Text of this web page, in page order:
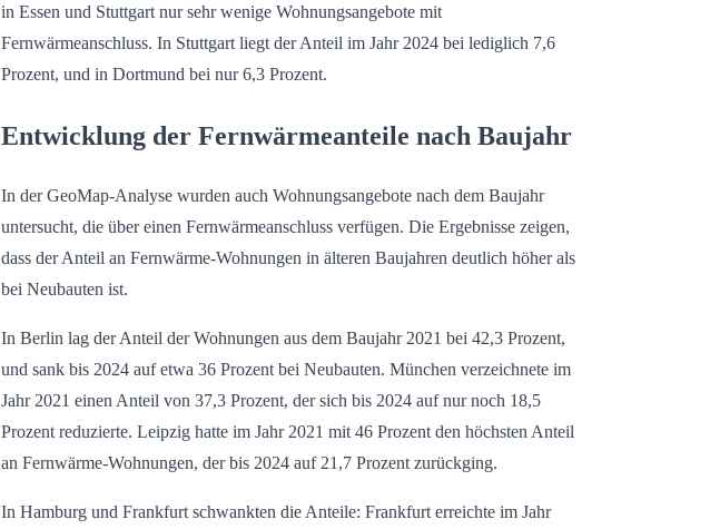
in Essen und Stuttgart nur sehr wenige Wohnungsangebote mit
Fernwärmeanschluss. In Stuttgart liegt der Anteil im Jahr 2024 bei lediglich 7,6
Prozent, und in Dortmund bei nur 6,3 Prozent.
Entwicklung der Fernwärmeanteile nach Baujahr
In der GeoMap-Analyse wurden auch Wohnungsangebote nach dem Baujahr
untersucht, die über einen Fernwärmeanschluss verfügen. Die Ergebnisse zeigen,
dass der Anteil an Fernwärme-Wohnungen in älteren Baujahren deutlich höher als
bei Neubauten ist.
In Berlin lag der Anteil der Wohnungen aus dem Baujahr 2021 bei 42,3 Prozent,
und sank bis 2024 auf etwa 36 Prozent bei Neubauten. München verzeichnete im
Jahr 2021 einen Anteil von 37,3 Prozent, der sich bis 2024 auf nur noch 18,5
Prozent reduzierte. Leipzig hatte im Jahr 2021 mit 46 Prozent den höchsten Anteil
an Fernwärme-Wohnungen, der bis 2024 auf 21,7 Prozent zurückging.
In Hamburg und Frankfurt schwankten die Anteile: Frankfurt erreichte im Jahr